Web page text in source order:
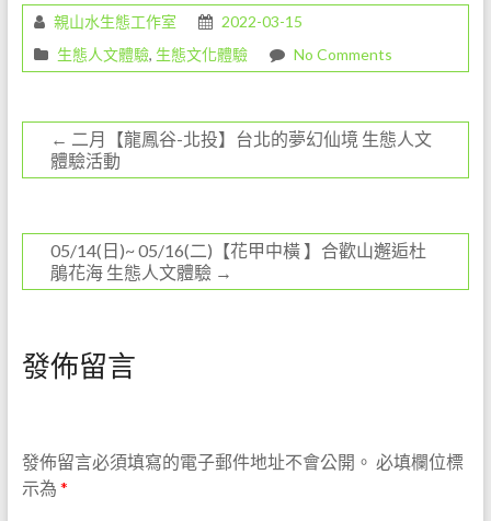
o
k
親山水生態工作室
2022-03-15
生態人文體驗, 生態文化體驗 No Comments
← 二月【龍鳳谷-北投】台北的夢幻仙境 生態人文
體驗活動
05/14(日)~ 05/16(二)【花甲中橫 】合歡山邂逅杜
鵑花海 生態人文體驗 →
發佈留言
發佈留言必須填寫的電子郵件地址不會公開。 必填欄位標
示為 *